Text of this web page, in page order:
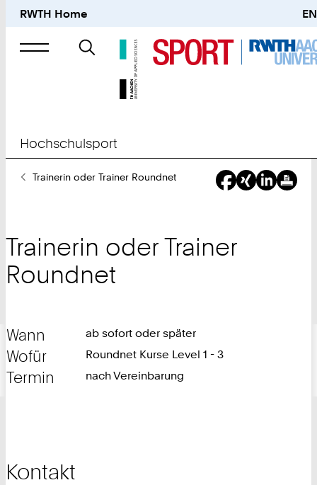
RWTH Home EN
Suche
nach
Hochschulsport
SieTrainerin oder Trainer Roundnet
Trainerin oder Trainer
Roundnet
Wann ab sofort oder später
Wofür Roundnet Kurse Level 1 - 3
Termin nach Vereinbarung
Kontakt